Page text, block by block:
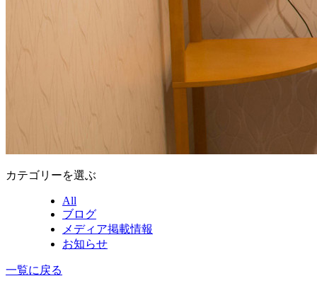
カテゴリーを選ぶ
All
ブログ
メディア掲載情報
お知らせ
一覧に戻る